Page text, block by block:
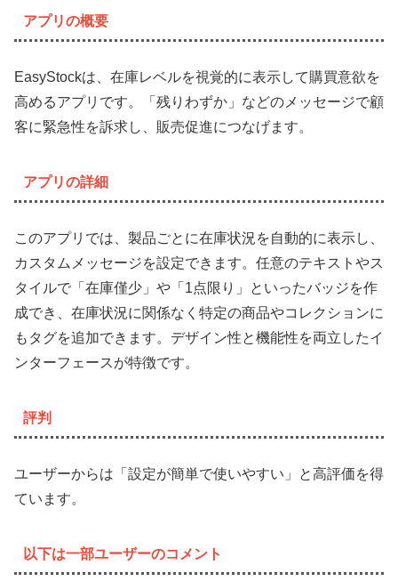
アプリの概要
EasyStockは、在庫レベルを視覚的に表示して購買意欲を
高めるアプリです。「残りわずか」などのメッセージで顧
客に緊急性を訴求し、販売促進につなげます。
アプリの詳細
このアプリでは、製品ごとに在庫状況を自動的に表示し、
カスタムメッセージを設定できます。任意のテキストやス
タイルで「在庫僅少」や「1点限り」といったバッジを作
成でき、在庫状況に関係なく特定の商品やコレクションに
もタグを追加できます。デザイン性と機能性を両立したイ
ンターフェースが特徴です。
評判
ユーザーからは「設定が簡単で使いやすい」と高評価を得
ています。
以下は一部ユーザーのコメント